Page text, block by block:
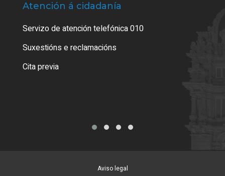
Atención á cidadanía
Servizo de atención telefónica 010
Suxestións e reclamacións
Cita previa
Aviso legal